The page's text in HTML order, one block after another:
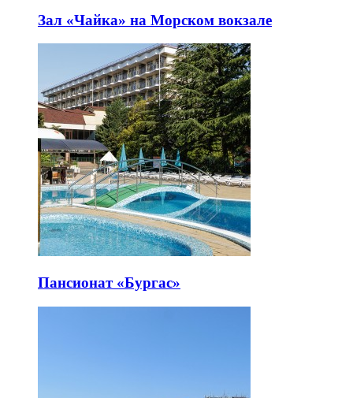
Зал «Чайка» на Морском вокзале
Пансионат «Бургас»